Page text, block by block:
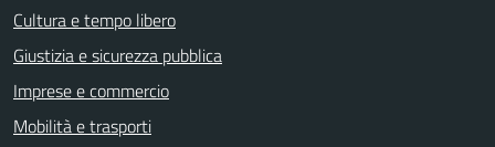
Cultura e tempo libero
Giustizia e sicurezza pubblica
Imprese e commercio
Mobilità e trasporti